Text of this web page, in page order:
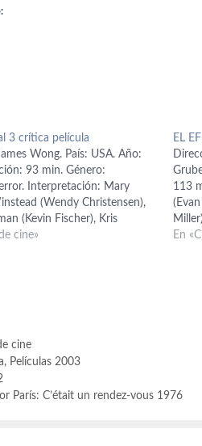
3 crítica película
Wong. País: USA. Año:
93 min. Género:
Interpretación: Mary
(Wendy Christensen),
(Kevin Fischer), Kris
Alexz Johnson (Erin), Sam
cine»
EL
113
Lee
En
cine
, Películas 2003
París: C’était un rendez-vous 1976